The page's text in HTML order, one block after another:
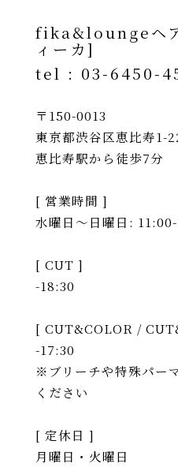
fika&loungeヘ
ィーカ]
tel : 03-6450-
〒150-0013
東京都渋谷区恵比寿1-
恵比寿駅から徒歩7分
[ 営業時間 ]
水曜日〜日曜日:
[ CUT ]
-18:30
[ CUT&COLOR /
-17:30
※ブリーチや特殊パー
ください
[ 定休日 ]
月曜日・火曜日